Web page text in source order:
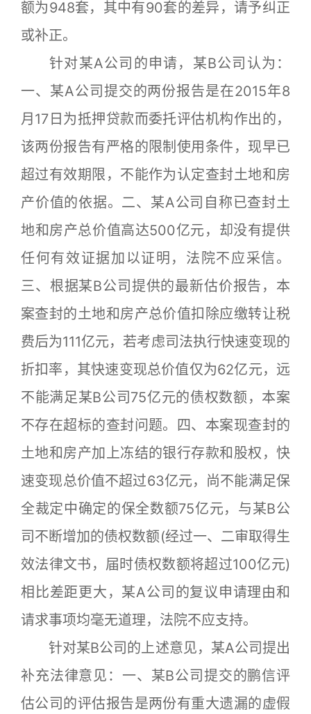
额为948套，其中有90套的差异，请予纠正
或补正。
针对某A公司的申请，某B公司认为：
一、某A公司提交的两份报告是在2015年8
月17日为抵押贷款而委托评估机构作出的，
该两份报告有严格的限制使用条件，现早已
超过有效期限，不能作为认定查封土地和房
产价值的依据。二、某A公司自称已查封土
地和房产总价值高达500亿元，却没有提供
任何有效证据加以证明，法院不应采信。
三、根据某B公司提供的最新估价报告，本
案查封的土地和房产总价值扣除应缴转让税
费后为111亿元，若考虑司法执行快速变现的
折扣率，其快速变现总价值仅为62亿元，远
不能满足某B公司75亿元的债权数额，本案
不存在超标的查封问题。四、本案现查封的
土地和房产加上冻结的银行存款和股权，快
速变现总价值不超过63亿元，尚不能满足保
全裁定中确定的保全数额75亿元，与某B公
司不断增加的债权数额(经过一、二审取得生
效法律文书，届时债权数额将超过100亿元)
相比差距更大，某A公司的复议申请理由和
请求事项均毫无道理，法院不应支持。
针对某B公司的上述意见，某A公司提出
补充法律意见：一、某B公司提交的鹏信评
估公司的评估报告是两份有重大遗漏的虚假